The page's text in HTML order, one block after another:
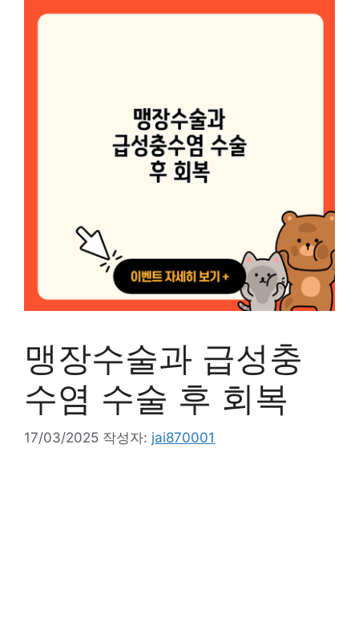
맹장수술과 급성충
수염 수술 후 회복
17/03/2025 작성자: jai870001